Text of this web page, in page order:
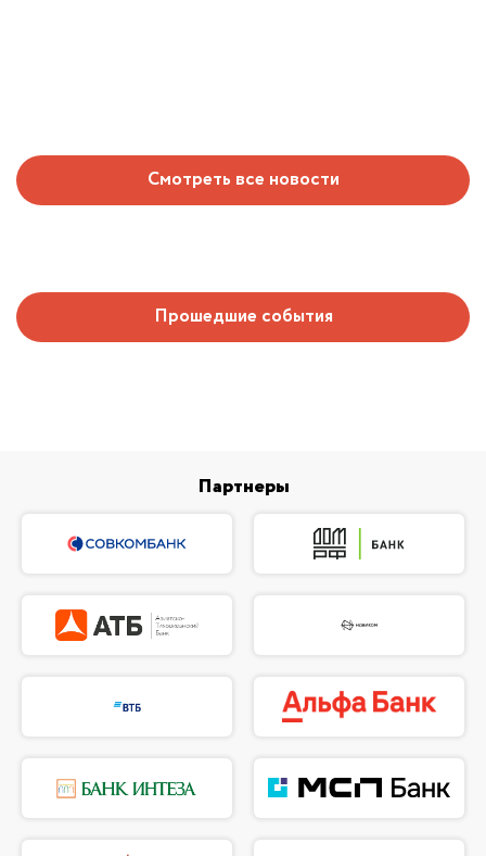
Смотреть все новости
Прошедшие события
Партнеры